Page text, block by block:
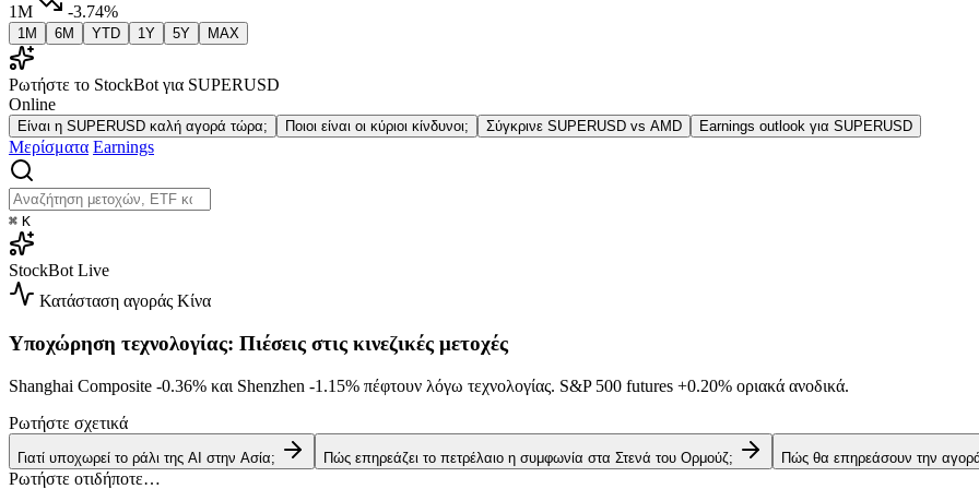
1M
-3.74%
1M 6M YTD 1Y 5Y MAX
Ρωτήστε το StockBot για SUPERUSD
Online
Είναι η SUPERUSD καλή αγορά τώρα; Ποιοι είναι οι κύριοι κίνδυνοι; Σύγκρινε SUPERUSD vs AMD Earnings outlook για SUPERUSD
Μερίσματα Earnings
⌘ K
StockBot Live
Κατάσταση αγοράς Κίνα
Υποχώρηση τεχνολογίας: Πιέσεις στις κινεζικές μετοχές
Shanghai Composite -0.36% και Shenzhen -1.15% πέφτουν λόγω τεχνολογίας. S&P 500 futures +0.20% οριακά ανοδικά.
Ρωτήστε σχετικά
Γιατί υποχωρεί το ράλι της AI στην Ασία; Πώς επηρεάζει το πετρέλαιο η συμφωνία στα Στενά του Ορμούζ; Πώς θα επηρεάσουν την